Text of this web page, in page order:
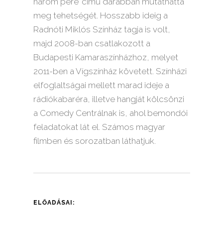
meg tehetségét. Hosszabb ideig a
Radnóti Miklós Színház tagja is volt,
majd 2008-ban csatlakozott a
Budapesti Kamaraszínházhoz, melyet
2011-ben a Vígszínház követett. Színházi
elfoglaltságai mellett marad ideje a
rádiókabaréra, illetve hangját kölcsönzi
a Comedy Centrálnak is, ahol bemondói
feladatokat lát el. Számos magyar
filmben és sorozatban láthatjuk.
ELŐADÁSAI: